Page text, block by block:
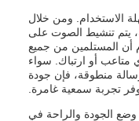
الاستخدام. ومن خلال
يتم تنشيط الصوت على
أن المستلمين من جميع
متاعب أو ارتباك. سواء
رسالة منطوقة، فإن جودة
تجربة سمعية غامرة.
وضع الجودة والراحة في